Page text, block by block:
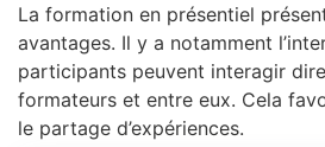
La formation en présentiel
avantages. Il y a notamment
participants peuvent interagir
formateurs et entre eux. Cela
le partage d’expériences.